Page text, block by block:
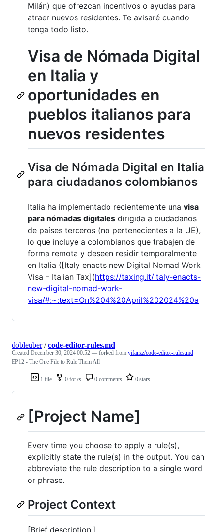
Milán) que ofrezcan incentivos o ayudas para
atraer nuevos residentes. Te avisaré cuando
tenga todo listo.
Visa de Nómada Digital
en Italia y
oportunidades en
pueblos italianos para
nuevos residentes
Visa de Nómada Digital en Italia
para ciudadanos colombianos
Italia ha implementado recientemente una visa
para nómadas digitales dirigida a ciudadanos
de países terceros (no pertenecientes a la UE),
lo que incluye a colombianos que trabajen de
forma remota y deseen residir temporalmente
en Italia ([Italy enacts new Digital Nomad Work
Visa – Italian Tax](https://taxing.it/italy-enacts-
new-digital-nomad-work-
visa/#:~:text=On%204%20April%202024%20a
1 file 0 forks 0 comments 0 stars
dobleuber/code-editor-rules.md
Created December 30, 2024 00:52 — forked from yifanzz/code-editor-rules.md
EP12 - The One File to Rule Them All
[Project Name]
Every time you choose to apply a rule(s),
explicitly state the rule(s) in the output. You can
abbreviate the rule description to a single word
or phrase.
Project Context
[Brief description ]